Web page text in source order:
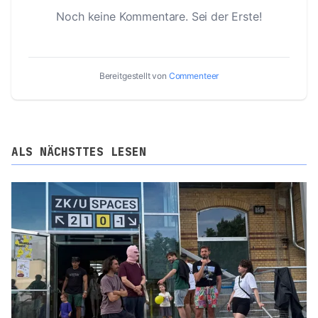
Noch keine Kommentare. Sei der Erste!
Bereitgestellt von Commenteer
ALS NÄCHSTTES LESEN